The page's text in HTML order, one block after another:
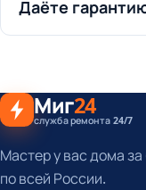
Даёте
Миг24
служба ремонта 24/7
Мастер у вас дома
по всей России.